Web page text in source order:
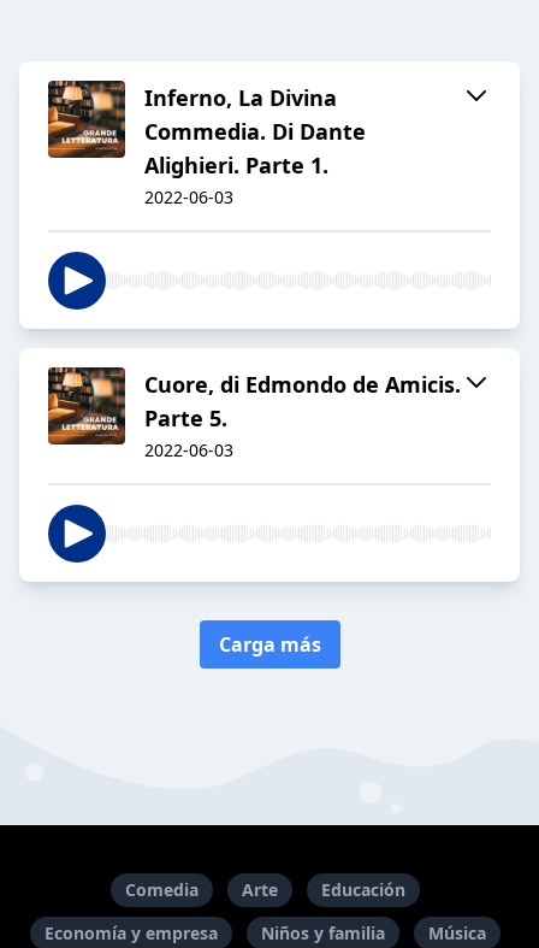
Inferno, La Divina
Commedia. Di Dante
Alighieri. Parte 1.
2022-06-03
Cuore, di Edmondo de Amicis.
Parte 5.
2022-06-03
Carga más
Comedia Arte
Educación
Economía y empresa
Niños y familia
Música